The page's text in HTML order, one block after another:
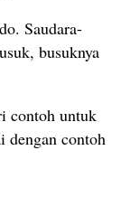
Saudara-
busuknya
contoh untuk
dengan contoh